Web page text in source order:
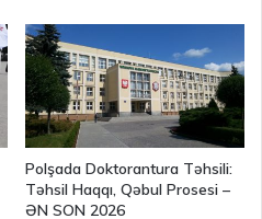
Polşada Doktorantura Təhsili:
Təhsil Haqqı, Qəbul Prosesi –
ƏN SON 2026